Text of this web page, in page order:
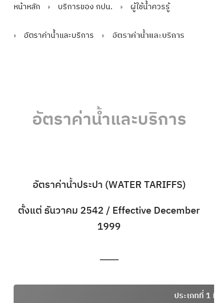
หน้าหลัก บริการของ กปน. ผู้ใช้น้ำควรรู้
อัตราค่าน้ำและบริการ อัตราค่าน้ำและบริการ
อัตราค่าน้ำและบริการ
อัตราค่าน้ำประปา (WATER TARIFFS)
ตั้งแต่ ธันวาคม 2542 / Effective December
1999
ประเภทที่ 1